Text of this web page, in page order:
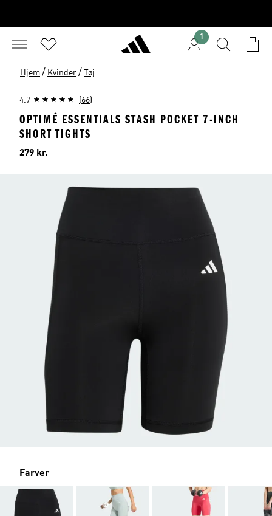
1
Hjem / Kvinder / Tøj
4.7 (66)
OPTIMÉ ESSENTIALS STASH POCKET 7-INCH
SHORT TIGHTS
Pris
279 kr.
Farver